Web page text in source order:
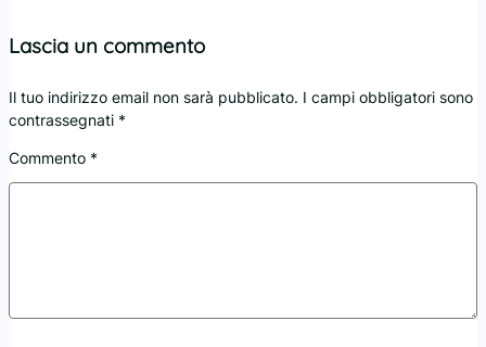
Lascia un commento
Il tuo indirizzo email non sarà pubblicato. I campi obbligatori sono
contrassegnati *
Commento *